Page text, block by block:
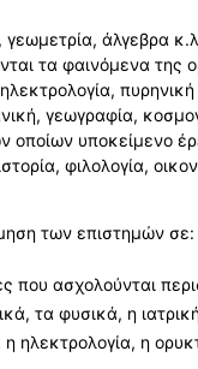
γεωμετρία, άλγεβρα
τα φαινόμενα της
γεωγραφία,
οποίων υποκείμενο
φιλολογία,
των επιστημών σε:
που ασχολούνται
τα φυσικά, η
η ηλεκτρολογία, η